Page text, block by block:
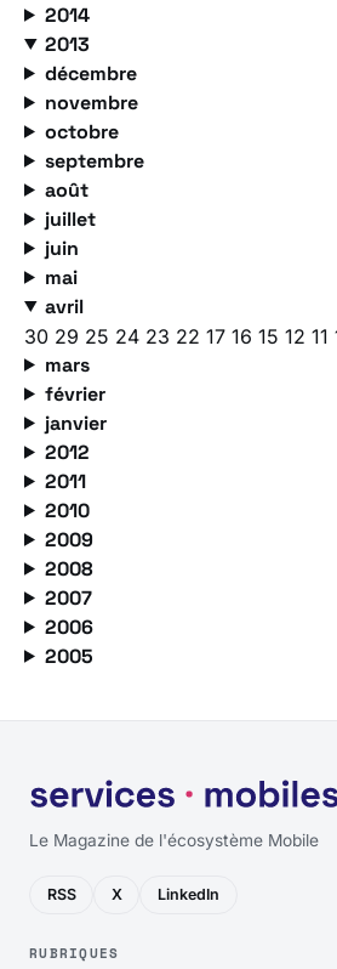
2014
2013
décembre
novembre
octobre
septembre
août
juillet
juin
mai
avril
30 29 25 24 23 22 17 16 15 12 11
mars
février
janvier
2012
2011
2010
2009
2008
2007
2006
2005
Le Magazine de l'écosystème Mobile
RSS X LinkedIn
RUBRIQUES